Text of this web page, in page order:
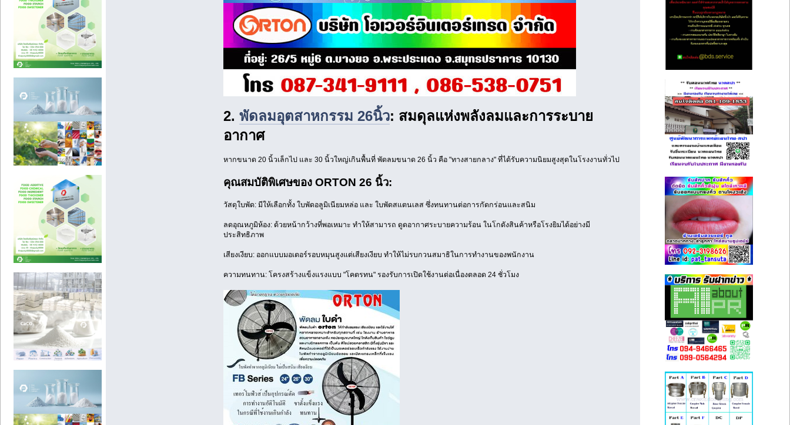
2. พัดลมอุตสาหกรรม 26นิ้ว: สมดุลแห่งพลังลมและการระบาย
อากาศ
หากขนาด 20 นิ้วเล็กไป และ 30 นิ้วใหญ่เกินพื้นที่ พัดลมขนาด 26 นิ้ว คือ "ทางสายกลาง" ที่ได้รับความนิยมสูงสุดในโรงงานทั่วไป
คุณสมบัติพิเศษของ ORTON 26 นิ้ว:
วัสดุใบพัด: มีให้เลือกทั้ง ใบพัดอลูมิเนียมหล่อ และ ใบพัดสแตนเลส ซึ่งทนทานต่อการกัดกร่อนและสนิม
ลดอุณหภูมิห้อง: ด้วยหน้ากว้างที่พอเหมาะ ทำให้สามารถ ดูดอากาศระบายความร้อน ในโกดังสินค้าหรือโรงยิมได้อย่างมี
ประสิทธิภาพ
เสียงเงียบ: ออกแบบมอเตอร์รอบหมุนสูงแต่เสียงเงียบ ทำให้ไม่รบกวนสมาธิในการทำงานของพนักงาน
ความทนทาน: โครงสร้างแข็งแรงแบบ "โคตรทน" รองรับการเปิดใช้งานต่อเนื่องตลอด 24 ชั่วโมง